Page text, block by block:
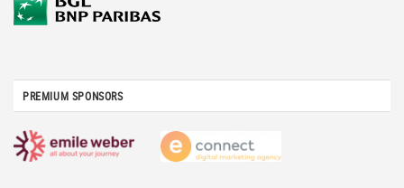
PREMIUM SPONSORS